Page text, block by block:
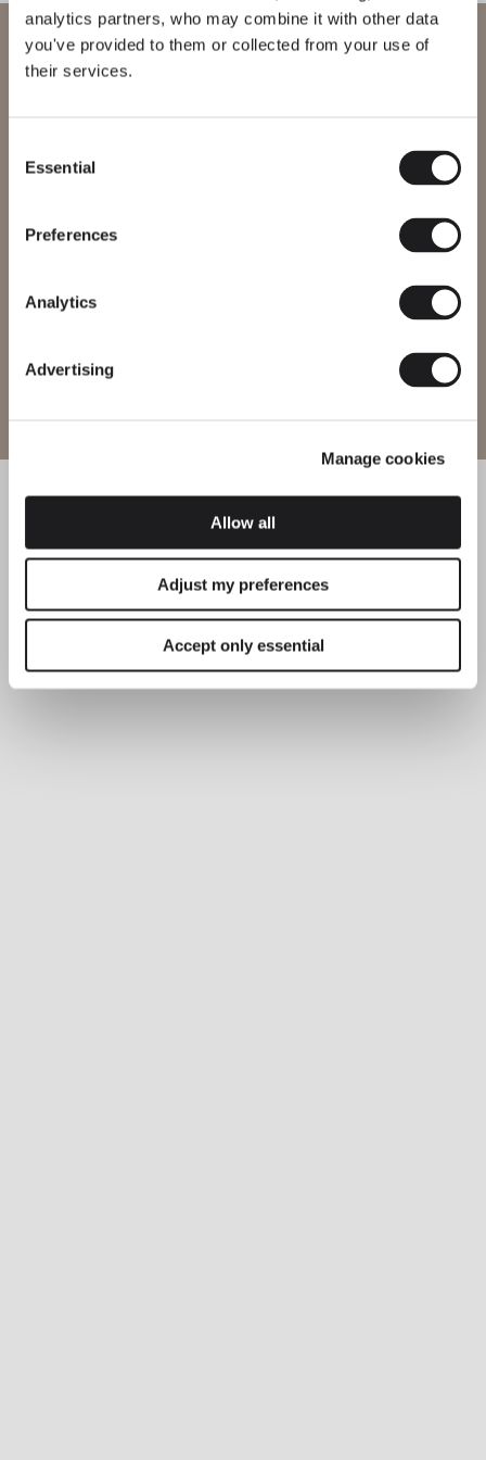
analytics partners, who may combine it with other data
you've provided to them or collected from your use of
their services.
Selection
Essential
Preferences
Analytics
Advertising
Manage cookies
Allow all
Adjust my preferences
Accept only essential
Bienvenue chez Vibia
Veuillez sélectionner le site web correspondant à votre région afin
certifications de sécurité locales. Notez que certains produits
peuvent ne pas être disponibles dans toutes les régions.